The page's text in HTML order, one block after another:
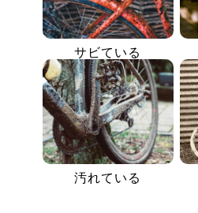
サビている
汚れている